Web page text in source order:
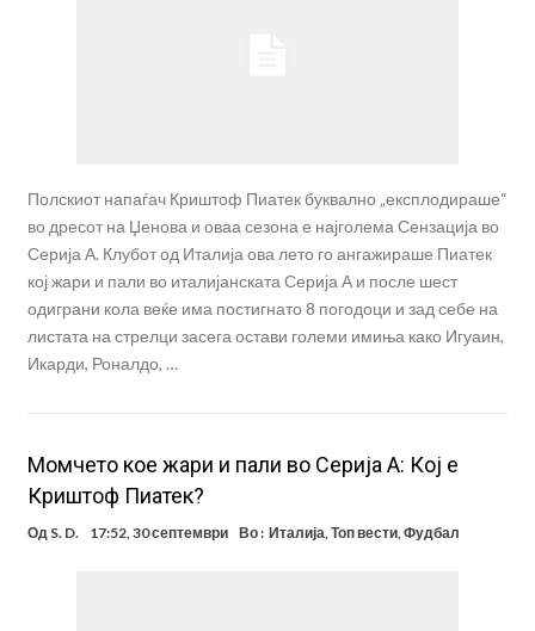
Полскиот напаѓач Криштоф Пиатек буквално „експлодираше“
во дресот на Џенова и оваа сезона е најголема Сензација во
Серија А. Клубот од Италија ова лето го ангажираше Пиатек
кој жари и пали во италијанската Серија А и после шест
одиграни кола веќе има постигнато 8 погодоци и зад себе на
листата на стрелци засега остави големи имиња како Игуаин,
Икарди, Роналдо, …
Момчето кое жари и пали во Серија А: Кој е
Криштоф Пиатек?
Од S. D. 17:52, 30 септември Во : Италија Топ вести, Фудбал